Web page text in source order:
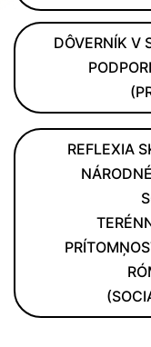
DÔVERNÍK V
REFLEXIA